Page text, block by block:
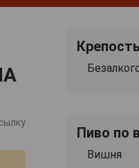
Пиво по
Вишня